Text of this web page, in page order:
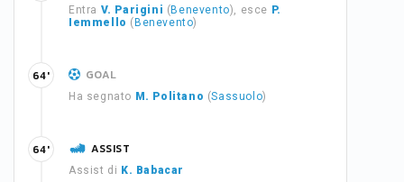
Entra V. Parigini ( Benevento), esce P.
Iemmello ( Benevento)
GOAL
Ha segnato M. Politano (Sassuolo)
64'
ASSIST
Assist di K. Babacar
64'